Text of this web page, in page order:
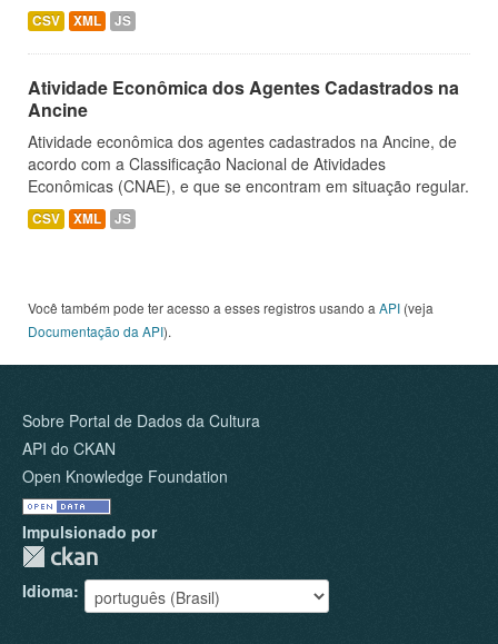
CSV XML JS
Atividade Econômica dos Agentes Cadastrados na
Ancine
Atividade econômica dos agentes cadastrados na Ancine, de
acordo com a Classificação Nacional de Atividades
Econômicas (CNAE), e que se encontram em situação regular.
CSV XML JS
Você também pode ter acesso a esses registros usando a API (veja
Documentação da API).
Sobre Portal de Dados da Cultura
API do CKAN
Open Knowledge Foundation
Impulsionado por
Idioma